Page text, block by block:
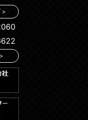
>